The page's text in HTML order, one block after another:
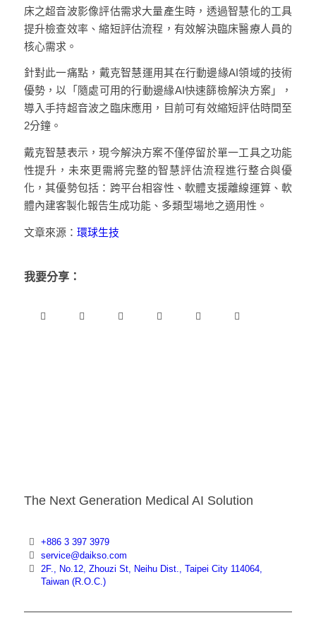
床之超音波影像評估需求大量產生時，透過智慧化的工具
提升檢查效率、縮短評估流程，有效解決臨床醫療人員的
核心需求。
針對此一痛點，戴克智慧運用其在行動邊緣AI領域的技術
優勢，以「隨處可用的行動邊緣AI快速篩檢解決方案」，
導入手持超音波之臨床應用，目前可有效縮短評估時間至
2分鐘。
戴克智慧表示，現今解決方案不僅停留於單一工具之功能
性提升，未來更需將完整的智慧評估流程進行整合與優
化，其優勢包括：跨平台相容性、軟體支援離線運算、軟
體內建客製化報告生成功能、多類型場地之適用性。
文章來源： 環球生技
我要分享：
The Next Generation Medical AI Solution
+886 3 397 3979
service@daikso.com
2F., No.12, Zhouzi St, Neihu Dist., Taipei City 114064,
Taiwan (R.O.C.)